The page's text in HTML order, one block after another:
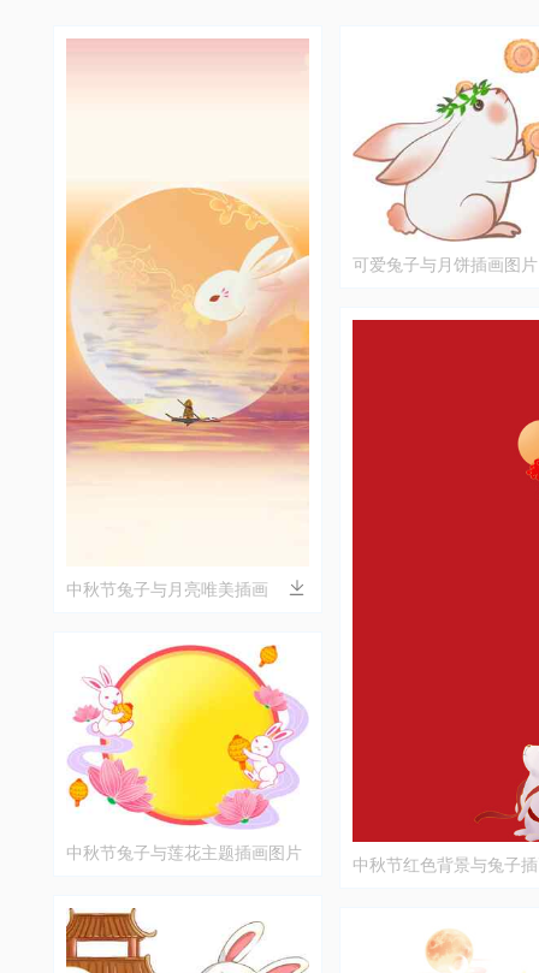
中秋节兔子与月亮唯美插画
中秋节兔子与莲花主题插画图片
可爱兔子与月饼插画图片
中秋节红色背景与兔子